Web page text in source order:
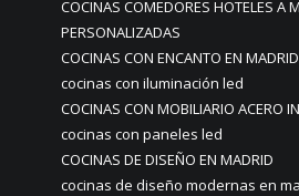
COCINAS COMEDORES HOTELES A
PERSONALIZADAS
COCINAS CON ENCANTO EN MADRID
cocinas con iluminación led
COCINAS CON MOBILIARIO ACERO
cocinas con paneles led
COCINAS DE DISEÑO EN MADRID
cocinas de diseño modernas en